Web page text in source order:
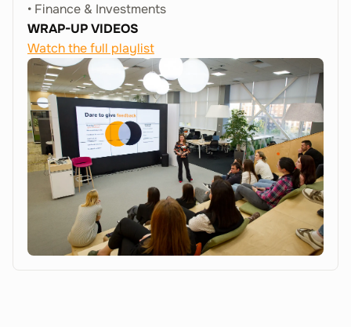
• Finance & Investments
WRAP-UP VIDEOS
Watch the full playlist